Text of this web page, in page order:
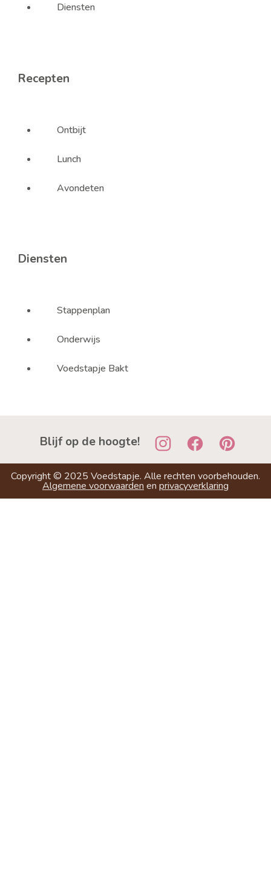
Diensten
Recepten
Ontbijt
Lunch
Avondeten
Diensten
Stappenplan
Onderwijs
Voedstapje Bakt
Blijf op de hoogte!
Copyright © 2025 Voedstapje. Alle rechten voorbehouden.
Algemene voorwaarden en privacyverklaring